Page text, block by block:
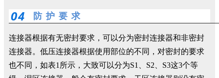
04 防 护 要 求
连接器根据有无密封要求，可以分为密封连接器和非密封
连接器。低压连接器根据使用部位的不同，对密封的要求
也不同，如表1所示，大致可以分为S1、S2、S3这3个等